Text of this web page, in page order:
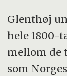
Glenthøj
hele 1800-
mellom de
som